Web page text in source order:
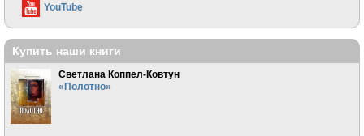
YouTube
Купить наши книги
Светлана Коппел-Ковтун
«Полотно»